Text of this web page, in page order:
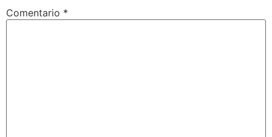
Comentario *